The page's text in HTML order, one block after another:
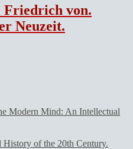
Friedrich von.
Neuzeit.
of the 20th Century.